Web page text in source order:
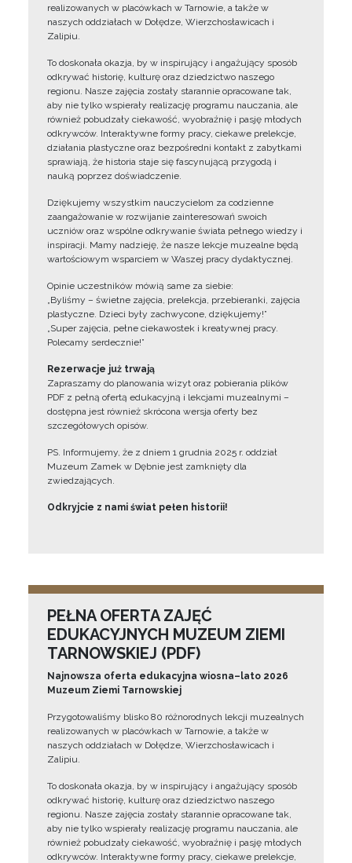
realizowanych w placówkach w Tarnowie, a także w
naszych oddziałach w Dołędze, Wierzchosławicach i
Zalipiu.
To doskonała okazja, by w inspirujący i angażujący sposób
odkrywać historię, kulturę oraz dziedzictwo naszego
regionu. Nasze zajęcia zostały starannie opracowane tak,
aby nie tylko wspierały realizację programu nauczania, ale
również pobudzały ciekawość, wyobraźnię i pasję młodych
odkrywców. Interaktywne formy pracy, ciekawe prelekcje,
działania plastyczne oraz bezpośredni kontakt z zabytkami
sprawiają, że historia staje się fascynującą przygodą i
nauką poprzez doświadczenie.
Dziękujemy wszystkim nauczycielom za codzienne
zaangażowanie w rozwijanie zainteresowań swoich
uczniów oraz wspólne odkrywanie świata pełnego wiedzy i
inspiracji. Mamy nadzieję, że nasze lekcje muzealne będą
wartościowym wsparciem w Waszej pracy dydaktycznej.
Opinie uczestników mówią same za siebie:
„Byliśmy – świetne zajęcia, prelekcja, przebieranki, zajęcia
plastyczne. Dzieci były zachwycone, dziękujemy!”
„Super zajęcia, pełne ciekawostek i kreatywnej pracy.
Polecamy serdecznie!”
Rezerwacje już trwają
Zapraszamy do planowania wizyt oraz pobierania plików
PDF z pełną ofertą edukacyjną i lekcjami muzealnymi –
dostępna jest również skrócona wersja oferty bez
szczegółowych opisów.
PS. Informujemy, że z dniem 1 grudnia 2025 r. oddział
Muzeum Zamek w Dębnie jest zamknięty dla
zwiedzających.
Odkryjcie z nami świat pełen historii!
PEŁNA OFERTA ZAJĘĆ
EDUKACYJNYCH MUZEUM ZIEMI
TARNOWSKIEJ (PDF)
Najnowsza oferta edukacyjna wiosna–lato 2026
Muzeum Ziemi Tarnowskiej
Przygotowaliśmy blisko 80 różnorodnych lekcji muzealnych
realizowanych w placówkach w Tarnowie, a także w
naszych oddziałach w Dołędze, Wierzchosławicach i
Zalipiu.
To doskonała okazja, by w inspirujący i angażujący sposób
odkrywać historię, kulturę oraz dziedzictwo naszego
regionu. Nasze zajęcia zostały starannie opracowane tak,
aby nie tylko wspierały realizację programu nauczania, ale
również pobudzały ciekawość, wyobraźnię i pasję młodych
odkrywców. Interaktywne formy pracy, ciekawe prelekcje,